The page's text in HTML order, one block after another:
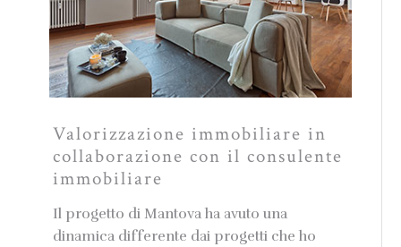
Valorizzazione immobiliare in
collaborazione con il consulente
immobiliare
Il progetto di Mantova ha avuto una
dinamica differente dai progetti che ho